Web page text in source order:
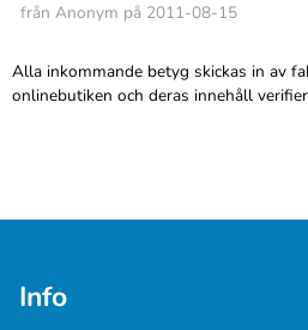
från Anonym på 2011-08-15
Alla inkommande betyg skickas in av
onlinebutiken och deras innehåll
Info